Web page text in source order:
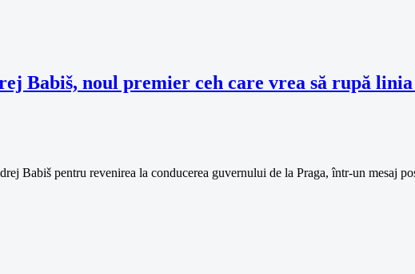
Babiš, noul premier ceh care vrea să rupă
Babiš pentru revenirea la conducerea guvernului de la Praga, într-un mesaj